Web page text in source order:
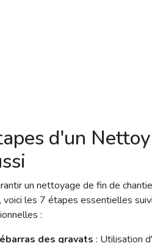
d'un
un nettoyage de fin de